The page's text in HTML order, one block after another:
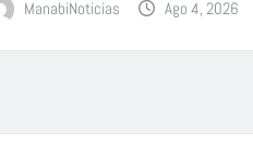
ManabiNoticias Ago 4, 2026